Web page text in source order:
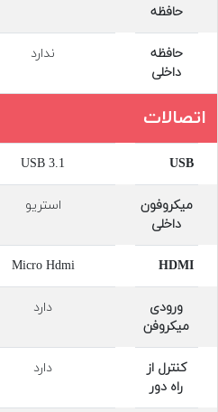
حافظه
حافظه
داخلی
ندارد
اتصالات
USB
USB 3.1
میکروفون
داخلی
استریو
HDMI
Micro Hdmi
ورودی
میکروفن
دارد
کنترل از
راه دور
دارد